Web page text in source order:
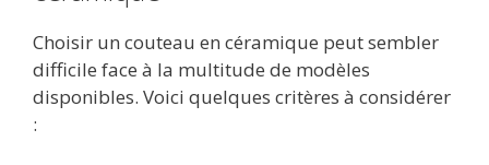
Choisir un couteau en céramique peut sembler
difficile face à la multitude de modèles
disponibles. Voici quelques critères à considérer
: